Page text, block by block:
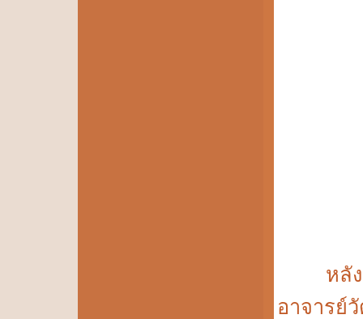
หลังจ
อาจารย์